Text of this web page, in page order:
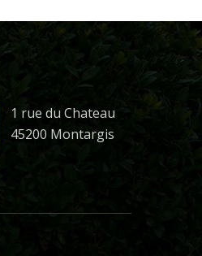
1 rue du Chateau
45200 Montargis